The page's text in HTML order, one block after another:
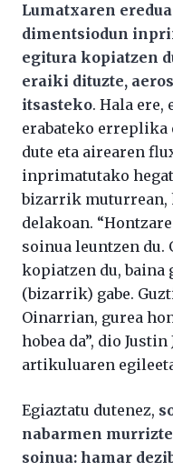
Lumatxaren
dimentsiodun
egitura kopiatzen
eraiki dituzte,
itsasteko. Hala ere,
erabateko erreplika
dute eta airearen
inprimatutako
bizarrik muturrean,
delakoan.
soinua leuntzen
kopiatzen du, baina
(bizarrik) gabe.
Oinarrian, gurea
hobea da”, dio
artikuluaren
Egiaztatu dutenez,
nabarmen
soinua: hamar